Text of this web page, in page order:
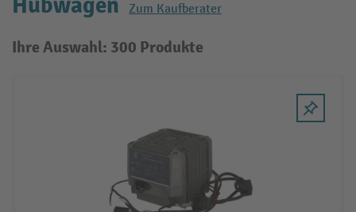
Zum Kaufberater
Ihre Auswahl: 300 Produkte